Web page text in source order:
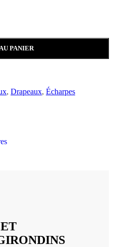
PANIER
, Drapeaux, Écharpes